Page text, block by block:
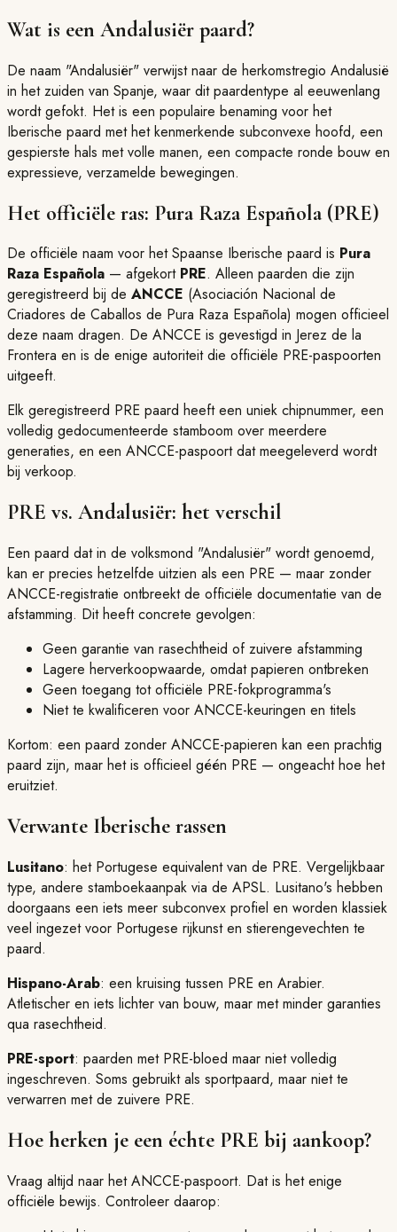
Wat is een Andalusiër paard?
De naam "Andalusiër" verwijst naar de herkomstregio Andalusië
in het zuiden van Spanje, waar dit paardentype al eeuwenlang
wordt gefokt. Het is een populaire benaming voor het
Iberische paard met het kenmerkende subconvexe hoofd, een
gespierste hals met volle manen, een compacte ronde bouw en
expressieve, verzamelde bewegingen.
Het officiële ras: Pura Raza Española (PRE)
De officiële naam voor het Spaanse Iberische paard is Pura
Raza Española — afgekort PRE. Alleen paarden die zijn
geregistreerd bij de ANCCE (Asociación Nacional de
Criadores de Caballos de Pura Raza Española) mogen officieel
deze naam dragen. De ANCCE is gevestigd in Jerez de la
Frontera en is de enige autoriteit die officiële PRE-paspoorten
uitgeeft.
Elk geregistreerd PRE paard heeft een uniek chipnummer, een
volledig gedocumenteerde stamboom over meerdere
generaties, en een ANCCE-paspoort dat meegeleverd wordt
bij verkoop.
PRE vs. Andalusiër: het verschil
Een paard dat in de volksmond "Andalusiër" wordt genoemd,
kan er precies hetzelfde uitzien als een PRE — maar zonder
ANCCE-registratie ontbreekt de officiële documentatie van de
afstamming. Dit heeft concrete gevolgen:
Geen garantie van rasechtheid of zuivere afstamming
Lagere herverkoopwaarde, omdat papieren ontbreken
Geen toegang tot officiële PRE-fokprogramma's
Niet te kwalificeren voor ANCCE-keuringen en titels
Kortom: een paard zonder ANCCE-papieren kan een prachtig
paard zijn, maar het is officieel géén PRE — ongeacht hoe het
eruitziet.
Verwante Iberische rassen
Lusitano: het Portugese equivalent van de PRE. Vergelijkbaar
type, andere stamboekaanpak via de APSL. Lusitano's hebben
doorgaans een iets meer subconvex profiel en worden klassiek
veel ingezet voor Portugese rijkunst en stierengevechten te
paard.
Hispano-Arab: een kruising tussen PRE en Arabier.
Atletischer en iets lichter van bouw, maar met minder garanties
qua rasechtheid.
PRE-sport: paarden met PRE-bloed maar niet volledig
ingeschreven. Soms gebruikt als sportpaard, maar niet te
verwarren met de zuivere PRE.
Hoe herken je een échte PRE bij aankoop?
Vraag altijd naar het ANCCE-paspoort. Dat is het enige
officiële bewijs. Controleer daarop: